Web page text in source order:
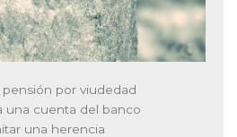
pensión por viudedad
una cuenta del banco
una herencia